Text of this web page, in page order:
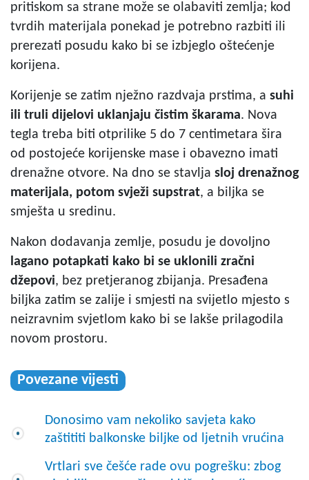
pritiskom sa strane može se olabaviti zemlja; kod
tvrdih materijala ponekad je potrebno razbiti ili
prerezati posudu kako bi se izbjeglo oštećenje
korijena.
Korijenje se zatim nježno razdvaja prstima, a suhi
ili truli dijelovi uklanjaju čistim škarama. Nova
tegla treba biti otprilike 5 do 7 centimetara šira
od postojeće korijenske mase i obavezno imati
drenažne otvore. Na dno se stavlja sloj drenažnog
materijala, potom svježi supstrat, a biljka se
smješta u sredinu.
Nakon dodavanja zemlje, posudu je dovoljno
lagano potapkati kako bi se uklonili zračni
džepovi, bez pretjeranog zbijanja. Presađena
biljka zatim se zalije i smjesti na svijetlo mjesto s
neizravnim svjetlom kako bi se lakše prilagodila
novom prostoru.
Povezane vijesti
Donosimo vam nekoliko savjeta kako
zaštititi balkonske biljke od ljetnih vrućina
Vrtlari sve češće rade ovu pogrešku: zbog